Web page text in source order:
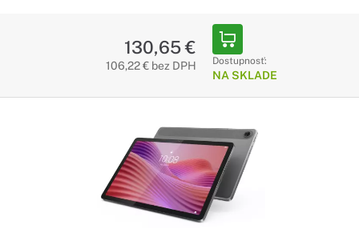
130,65 €
106,22 € bez DPH Dostupnosť:
NA SKLADE